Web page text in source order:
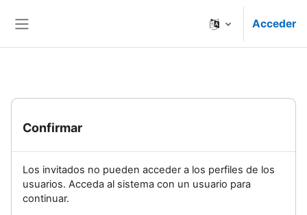
Acceder
Confirmar
Los invitados no pueden acceder a los perfiles de los
usuarios. Acceda al sistema con un usuario para
continuar.